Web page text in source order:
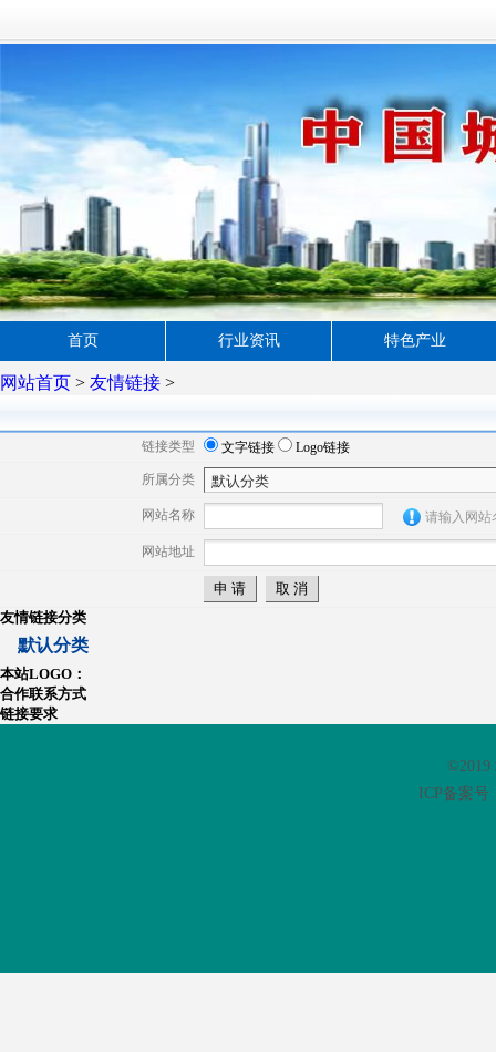
首页 行业资讯 特色产业
网站首页 > 友情链接 >
链接类型 文字链接 Logo链接
所属分类
网站名称 请输入网站
网站地址
友情链接分类
默认分类
本站LOGO：
合作联系方式
链接要求
©2019
ICP备案号